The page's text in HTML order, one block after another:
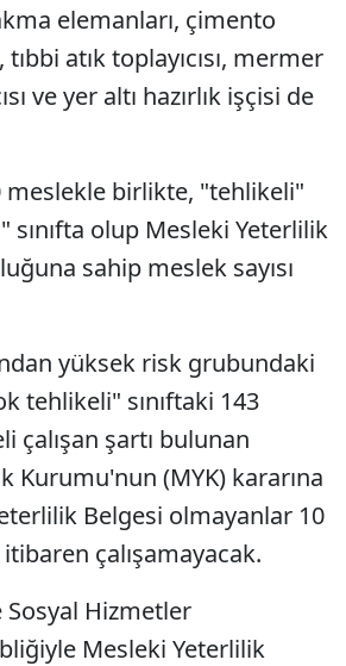
elemanları, çimento
atık toplayıcısı, mermer
ve yer altı hazırlık işçisi de
meslekle birlikte, "tehlikeli"
sınıfta olup Mesleki Yeterlilik
sahip meslek sayısı
yüksek risk grubundaki
tehlikeli" sınıftaki 143
çalışan şartı bulunan
Kurumu'nun (MYK) kararına
Belgesi olmayanlar 10
çalışamayacak.
Sosyal Hizmetler
Mesleki Yeterlilik